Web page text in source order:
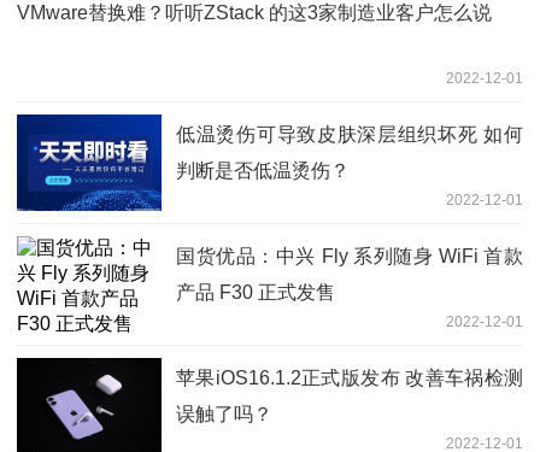
VMware替换难？听听ZStack 的这3家制造业客户怎么说
2022-12-01
低温烫伤可导致皮肤深层组织坏死 如何
判断是否低温烫伤？
2022-12-01
国货优品：中兴 Fly 系列随身 WiFi 首款
产品 F30 正式发售
2022-12-01
苹果iOS16.1.2正式版发布 改善车祸检测
误触了吗？
2022-12-01